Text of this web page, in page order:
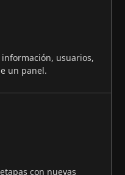
usuarios,
un panel.
con nuevas